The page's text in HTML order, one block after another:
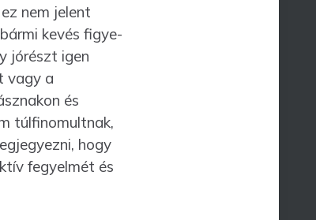
nem jelent
kevés figye­
jórészt igen
vagy a
és
túlfinomultnak,
hogy
fegyel­mét és